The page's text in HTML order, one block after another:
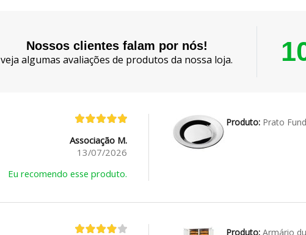
Nossos clientes falam por nós!
veja algumas avaliações de produtos da nossa loja.
Associação M.
13/07/2026
Eu recomendo esse produto.
Produto:Prato
Produto:Armário